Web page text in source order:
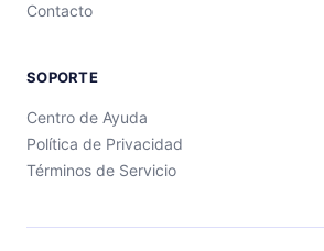
Contacto
SOPORTE
Centro de Ayuda
Política de Privacidad
Términos de Servicio